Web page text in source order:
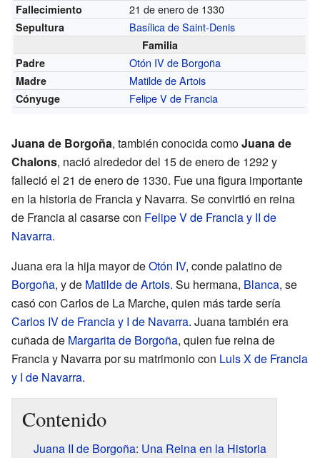
Fallecimiento 21 de enero de 1330
Sepultura Basílica de Saint-Denis
Familia
Padre
Otón IV de Borgoña
Madre Matilde de Artois
Cónyuge Felipe V de Francia
Juana de Borgoña, también conocida comoJuana de
Chalons, nació alrededor del 15 de enero de 1292 y
falleció el 21 de enero de 1330. Fue una figura importante
en la historia de Francia y Navarra. Se convirtió en reina
de Francia al casarse con Felipe V de Francia y II de
Navarra.
Juana era la hija mayor deOtón IV, conde palatino de
Borgoña, y de Matilde de Artois. Su hermana, Blanca, se
casó con Carlos de La Marche, quien más tarde sería
Carlos IV de Francia y I de Navarra. Juana también era
cuñada de Margarita de Borgoña, quien fue reina de
Francia y Navarra por su matrimonio con Luis X de Francia
y I de Navarra.
Contenido
Juana II de Borgoña: Una Reina en la Historia